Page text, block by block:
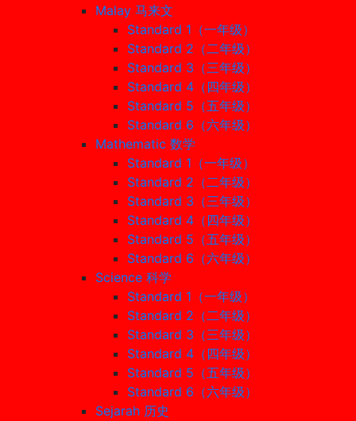
Malay 马来文
Standard 1（一年级）
Standard 2（二年级）
Standard 3（三年级）
Standard 4（四年级）
Standard 5（五年级）
Standard 6（六年级）
Mathematic 数学
Standard 1（一年级）
Standard 2（二年级）
Standard 3（三年级）
Standard 4（四年级）
Standard 5（五年级）
Standard 6（六年级）
Science 科学
Standard 1（一年级）
Standard 2（二年级）
Standard 3（三年级）
Standard 4（四年级）
Standard 5（五年级）
Standard 6（六年级）
Sejarah 历史